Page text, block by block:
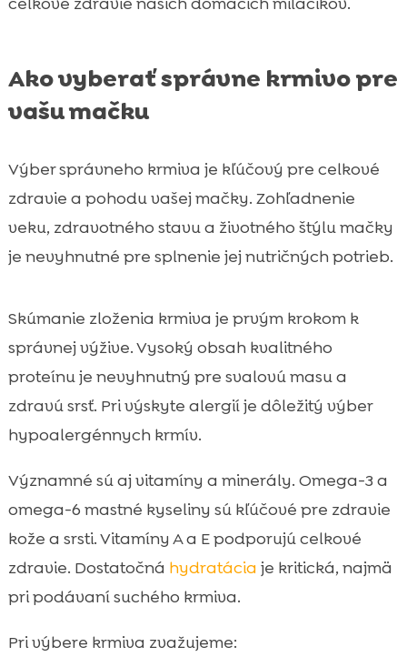
Ako vyberať správne krmivo pre
vašu mačku
Výber správneho krmiva je kľúčový pre celkové
zdravie a pohodu vašej mačky. Zohľadnenie
veku, zdravotného stavu a životného štýlu mačky
je nevyhnutné pre splnenie jej nutričných potrieb.
Skúmanie zloženia krmiva je prvým krokom k
správnej výžive. Vysoký obsah kvalitného
proteínu je nevyhnutný pre svalovú masu a
zdravú srsť. Pri výskyte alergií je dôležitý výber
hypoalergénnych krmív.
Významné sú aj vitamíny a minerály. Omega-3 a
omega-6 mastné kyseliny sú kľúčové pre zdravie
kože a srsti. Vitamíny A a E podporujú celkové
zdravie. Dostatočná hydratácia je kritická, najmä
pri podávaní suchého krmiva.
Pri výbere krmiva zvažujeme: